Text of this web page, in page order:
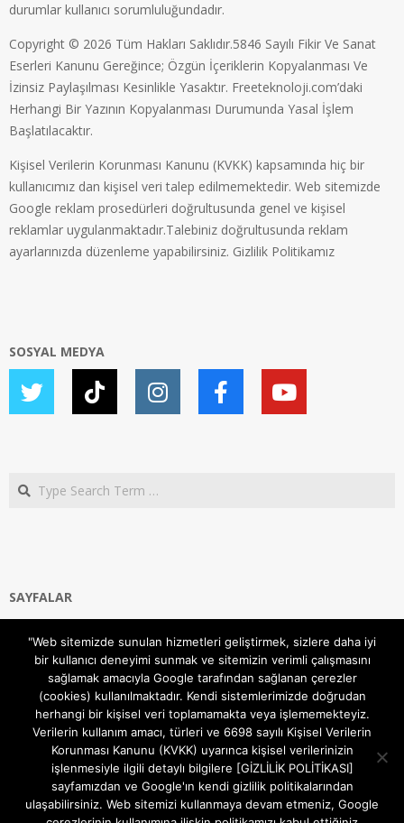
durumlar kullanıcı sorumluluğundadır.
Copyright © 2026 Tüm Hakları Saklıdır.5846 Sayılı Fikir Ve Sanat
Eserleri Kanunu Gereğince; Özgün İçeriklerin Kopyalanması Ve
İzinsiz Paylaşılması Kesinlikle Yasaktır. Freeteknoloji.com’daki
Herhangi Bir Yazının Kopyalanması Durumunda Yasal İşlem
Başlatılacaktır.
Kişisel Verilerin Korunması Kanunu (KVKK) kapsamında hiç bir
kullanıcımız dan kişisel veri talep edilmemektedir. Web sitemizde
Google reklam prosedürleri doğrultusunda genel ve kişisel
reklamlar uygulanmaktadır.Talebiniz doğrultusunda reklam
ayarlarınızda düzenleme yapabilirsiniz. Gizlilik Politikamız
SOSYAL MEDYA
Search
SAYFALAR
Gizlilik ve Çerezler (Cookies) Politikası
Hakkımızda
İletişim Kanalları
MODEM KURULUM
TEKNİK DESTEK
TELEVİZYON SİSTEMLERİ
"Web sitemizde sunulan hizmetleri geliştirmek, sizlere daha iyi
bir kullanıcı deneyimi sunmak ve sitemizin verimli çalışmasını
sağlamak amacıyla Google tarafından sağlanan çerezler
(cookies) kullanılmaktadır. Kendi sistemlerimizde doğrudan
herhangi bir kişisel veri toplamamakta veya işlememekteyiz.
Verilerin kullanım amacı, türleri ve 6698 sayılı Kişisel Verilerin
Korunması Kanunu (KVKK) uyarınca kişisel verilerinizin
işlenmesiyle ilgili detaylı bilgilere [GİZLİLİK POLİTİKASI]
sayfamızdan ve Google'ın kendi gizlilik politikalarından
ulaşabilirsiniz. Web sitemizi kullanmaya devam etmeniz, Google